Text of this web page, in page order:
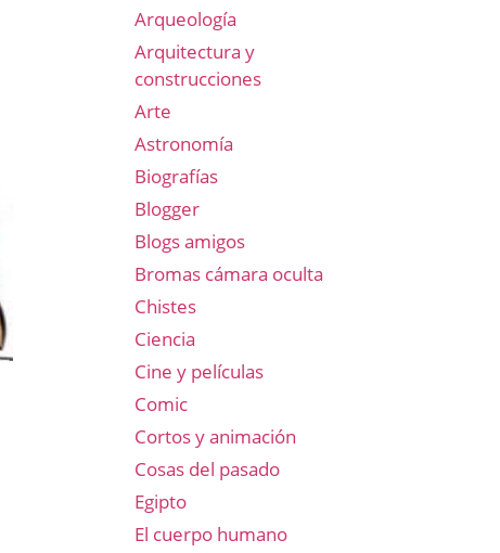
Arqueología
Arquitectura y
construcciones
Arte
Astronomía
Biografías
Blogger
Blogs amigos
Bromas cámara oculta
Chistes
Ciencia
Cine y películas
Comic
Cortos y animación
Cosas del pasado
Egipto
El cuerpo humano